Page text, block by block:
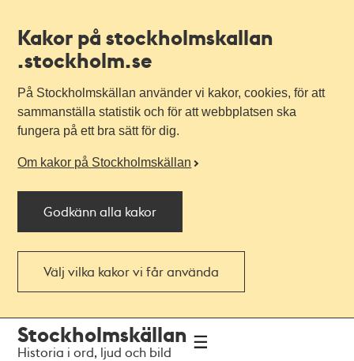
Kakor på stockholmskallan
.stockholm.se
På Stockholmskällan använder vi kakor, cookies, för att
sammanställa statistik och för att webbplatsen ska
fungera på ett bra sätt för dig.
Om kakor på Stockholmskällan
Godkänn alla kakor
Välj vilka kakor vi får använda
navigationen
huvudinnehållet
Stockholmskällan
Historia i ord, ljud och bild